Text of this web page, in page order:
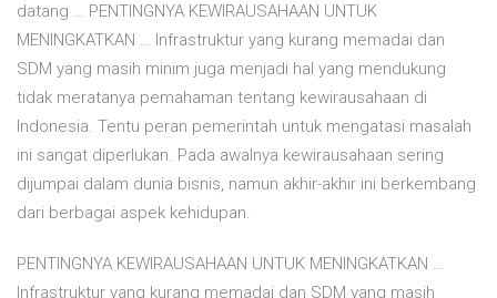
datang … PENTINGNYA KEWIRAUSAHAAN UNTUK
MENINGKATKAN … Infrastruktur yang kurang memadai dan
SDM yang masih minim juga menjadi hal yang mendukung
tidak meratanya pemahaman tentang kewirausahaan di
Indonesia. Tentu peran pemerintah untuk mengatasi masalah
ini sangat diperlukan. Pada awalnya kewirausahaan sering
dijumpai dalam dunia bisnis, namun akhir-akhir ini berkembang
dari berbagai aspek kehidupan.
PENTINGNYA KEWIRAUSAHAAN UNTUK MENINGKATKAN …
Infrastruktur yang kurang memadai dan SDM yang masih